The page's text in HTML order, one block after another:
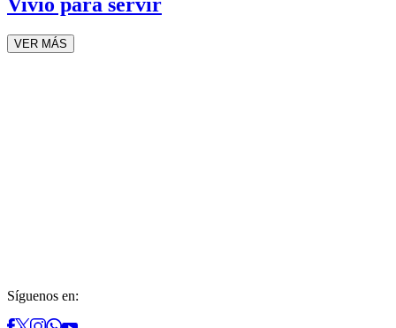
VER MÁS
Síguenos en: